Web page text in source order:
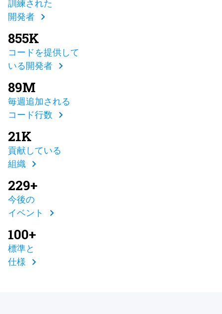
訓練された
開発者
855K
コードを提供して
いる開発者
89M
毎週追加される
コード行数
21K
貢献している
組織
229+
今後の
イベント
100+
標準と
仕様